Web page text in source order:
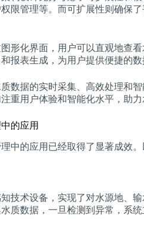
限管理等。而可扩展性则确保
形化界面，用户可以直观地查
报表生成，为用户提供便捷的数
数据的实时采集、高效处理和
重用户体验和智能化水平，助
的应用
中的应用已经取得了显著成效
技术设备，实现了对水源地、
质数据，一旦检测到异常，系